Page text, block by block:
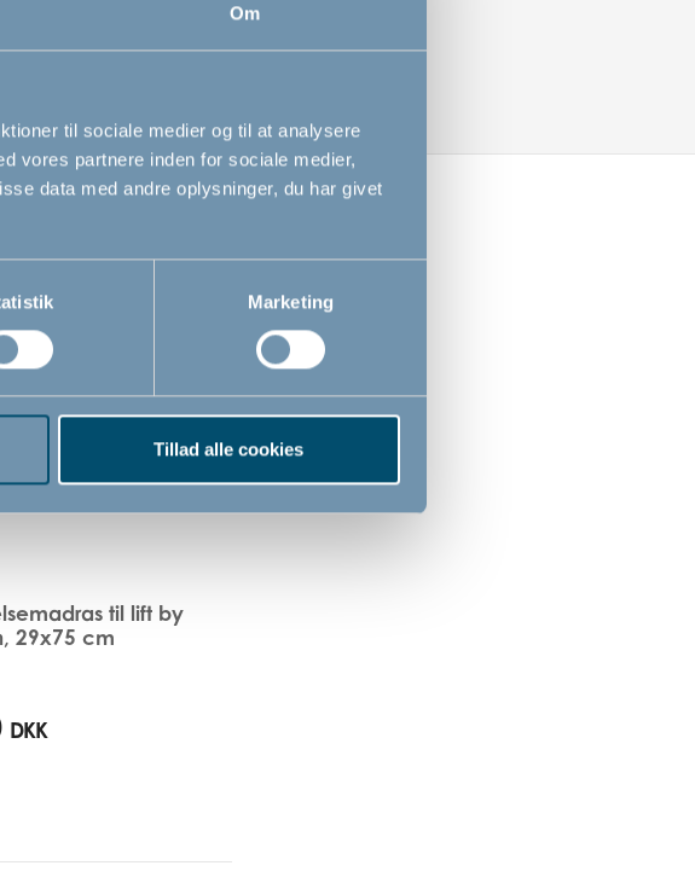
Om
til sociale medier og til at analysere
vores partnere inden for sociale medier,
data med andre oplysninger, du har givet
Marketing
Tillad alle cookies
til lift by
29x75 cm
DKK